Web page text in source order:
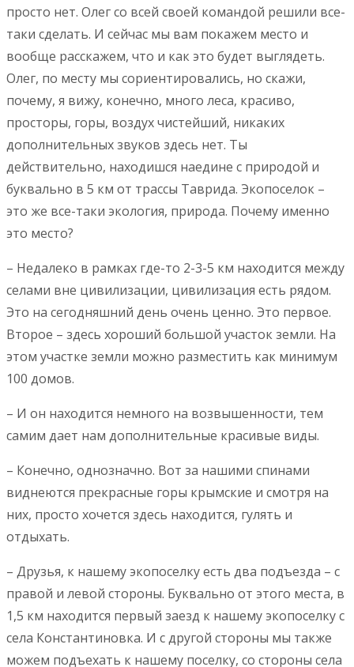
просто нет. Олег со всей своей командой решили все-
таки сделать. И сейчас мы вам покажем место и
вообще расскажем, что и как это будет выглядеть.
Олег, по месту мы сориентировались, но скажи,
почему, я вижу, конечно, много леса, красиво,
просторы, горы, воздух чистейший, никаких
дополнительных звуков здесь нет. Ты
действительно, находишся наедине с природой и
буквально в 5 км от трассы Таврида. Экопоселок –
это же все-таки экология, природа. Почему именно
это место?
– Недалеко в рамках где-то 2-3-5 км находится между
селами вне цивилизации, цивилизация есть рядом.
Это на сегодняшний день очень ценно. Это первое.
Второе – здесь хороший большой участок земли. На
этом участке земли можно разместить как минимум
100 домов.
– И он находится немного на возвышенности, тем
самим дает нам дополнительные красивые виды.
– Конечно, однозначно. Вот за нашими спинами
виднеются прекрасные горы крымские и смотря на
них, просто хочется здесь находится, гулять и
отдыхать.
– Друзья, к нашему экопоселку есть два подъезда – с
правой и левой стороны. Буквально от этого места, в
1,5 км находится первый заезд к нашему экопоселку с
села Константиновка. И с другой стороны мы также
можем подъехать к нашему поселку, со стороны села